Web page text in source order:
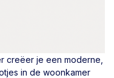
creëer je een moderne,
in de woonkamer